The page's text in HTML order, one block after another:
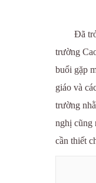
Đã
trường
buổi gặp
giáo và
trường
nghị cũng
cần thiết